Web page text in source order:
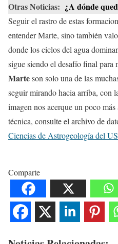
Otras Noticias: ¿A dónde
Seguir el rastro de estas
entender Marte, sino también
donde los ciclos del agua
sigue siendo el desafío final para
Marteson solo una de las
seguir mirando hacia arriba, con
imagen nos acerque un poco
técnica, consulte el archivo de
Ciencias de Astrogeología del
Comparte